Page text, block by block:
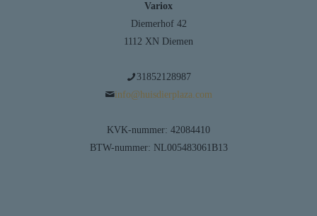
Variox
Diemerhof 42
1112 XN Diemen
31852128987
info@huisdierplaza.com
KVK-nummer: 42084410
BTW-nummer: NL005483061B13